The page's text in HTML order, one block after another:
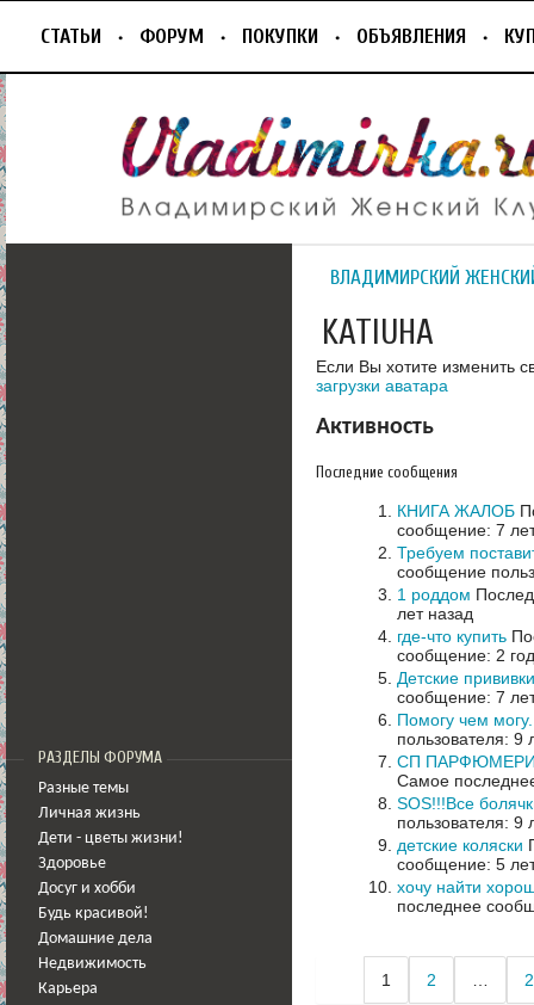
СТАТЬИ ФОРУМ ПОКУПКИ ОБЪЯВЛЕНИЯ
РАЗДЕЛЫ ФОРУМА
Разные темы
Личная жизнь
Дети - цветы жизни!
Здоровье
Досуг и хобби
Будь красивой!
Домашние дела
Недвижимость
Карьера
ВЛАДИМИРСКИЙ
KATIUHA
Если Вы хотите изменить
загрузки аватара
Активность
Последние сообщения
КНИГА ЖАЛОБ
сообщение: 7
Требуем
сообщение
1 роддом
лет назад
где-что купить
сообщение: 2
Детские прививки
сообщение: 7
Помогу чем
пользователя: 9
СП
Самое
SOS!!!Все
пользователя: 9
детские коляски
сообщение: 5
хочу найти
последнее
1 2